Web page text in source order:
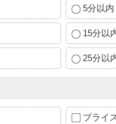
5分以内
15分以
25分以
プライ